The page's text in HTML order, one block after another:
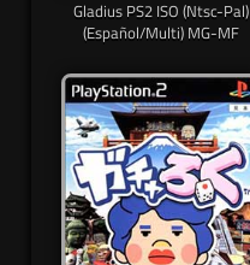
Gladius PS2 ISO (Ntsc-Pal)
(Español/Multi) MG-MF